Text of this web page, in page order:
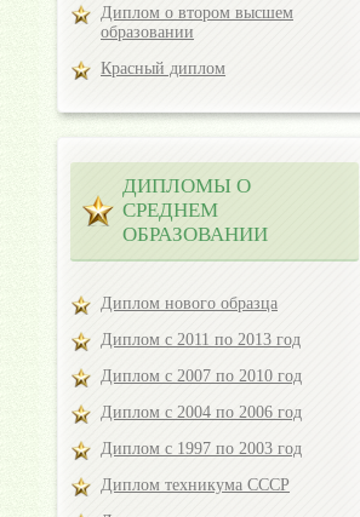
Диплом о втором высшем
образовании
Красный диплом
ДИПЛОМЫ О
СРЕДНЕМ
ОБРАЗОВАНИИ
Диплом нового образца
Диплом с 2011 по 2013 год
Диплом с 2007 по 2010 год
Диплом с 2004 по 2006 год
Диплом с 1997 по 2003 год
Диплом техникума СССР